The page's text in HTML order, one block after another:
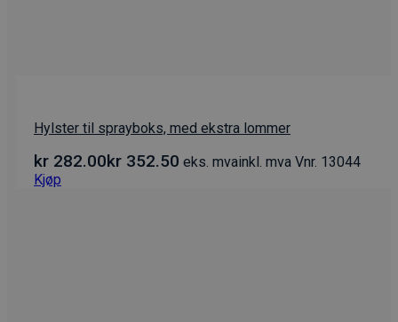
Hylster til sprayboks, med ekstra lommer
kr 282.00kr 352.50 eks. mvainkl. mva Vnr. 13044
Kjøp